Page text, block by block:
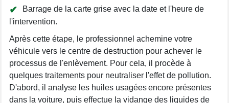
Barrage de la carte grise avec la date et l'heure de
l'intervention.
Après cette étape, le professionnel achemine votre
véhicule vers le centre de destruction pour achever le
processus de l'enlèvement. Pour cela, il procède à
quelques traitements pour neutraliser l'effet de pollution.
D'abord, il analyse les huiles usagées encore présentes
dans la voiture, puis effectue la vidange des liquides de